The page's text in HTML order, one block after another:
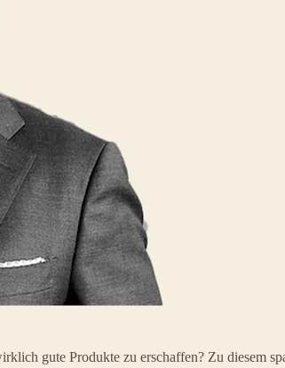
gute Produkte zu erschaffen? Zu diesem